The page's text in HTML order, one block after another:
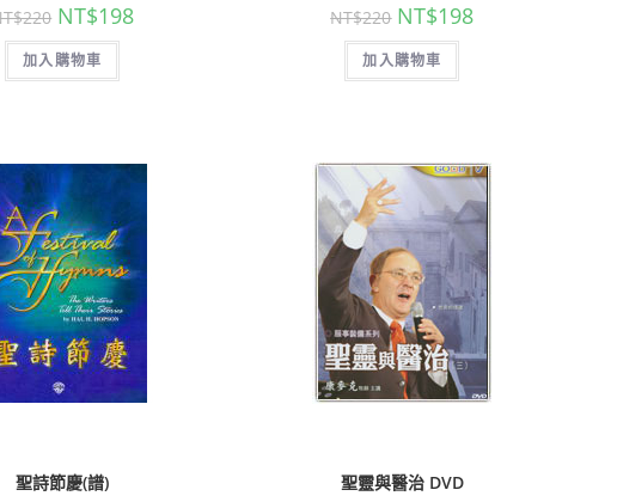
220 NT$198
加入購物車
NT$220 NT$198
加入購物車
聖詩節慶(譜) 聖靈與醫治 DVD